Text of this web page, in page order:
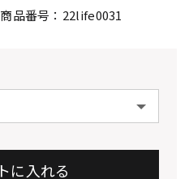
商品番号：22life0031